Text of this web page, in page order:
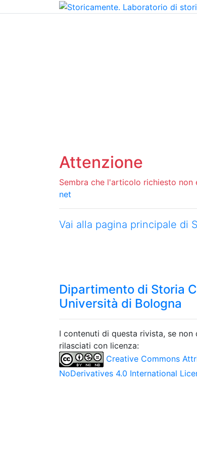
Attenzione
Sembra che l'articolo richiesto
net
Vai alla pagina principale di
Dipartimento di Storia
Università di Bologna
I contenuti di questa rivista, se
rilasciati con licenza:
Creative Commons
NoDerivatives 4.0 International